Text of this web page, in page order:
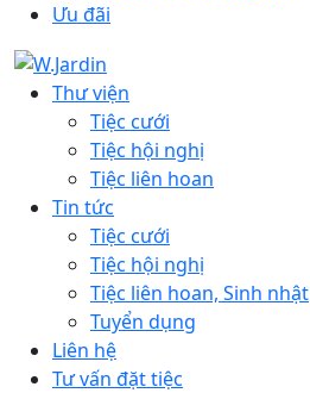
Ưu đãi
Thư viện
Tiệc cưới
Tiệc hội nghị
Tiệc liên hoan
Tin tức
Tiệc cưới
Tiệc hội nghị
Tiệc liên hoan, Sinh nhật
Tuyển dụng
Liên hệ
Tư vấn đặt tiệc